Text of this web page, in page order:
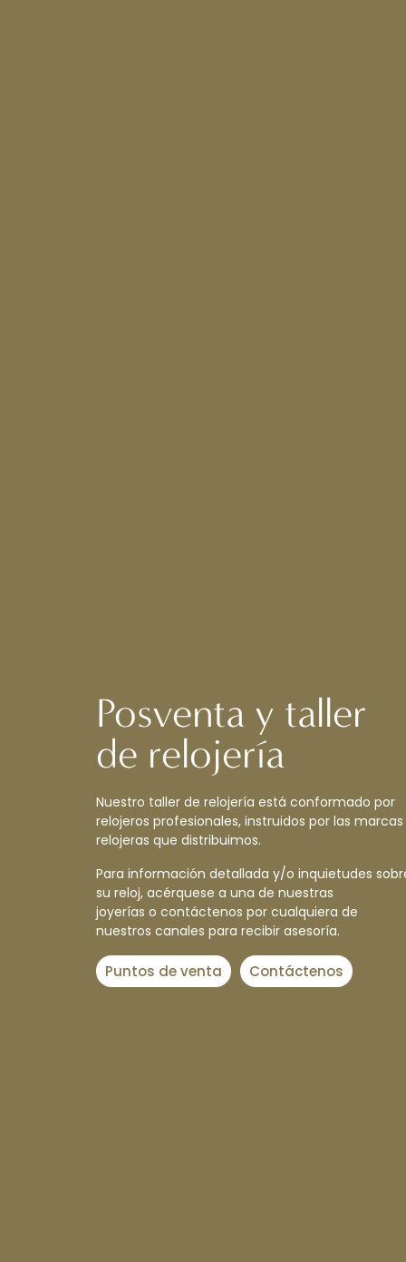
Posventa y taller
de relojería
Nuestro taller de relojería está conformado por
relojeros profesionales, instruidos por las marcas
relojeras que distribuimos.
Para información detallada y/o inquietudes
su reloj, acérquese a una de nuestras
joyerías o contáctenos por cualquiera de
nuestros canales para recibir asesoría.
Puntos de venta Contáctenos